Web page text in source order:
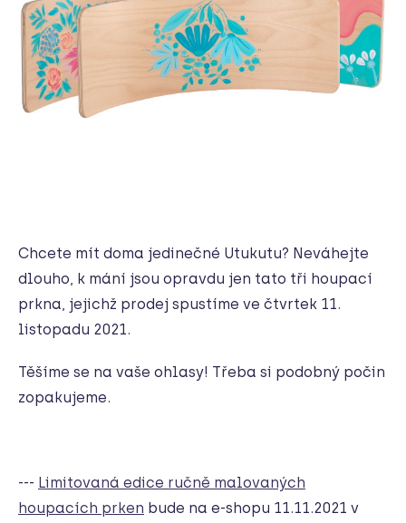
Chcete mít doma jedinečné Utukutu? Neváhejte
dlouho, k mání jsou opravdu jen tato tři houpací
prkna, jejichž prodej spustíme ve čtvrtek 11.
listopadu 2021.
Těšíme se na vaše ohlasy! Třeba si podobný počin
zopakujeme.
--- Limitovaná edice ručně malovaných
houpacích prken bude na e-shopu 11.11.2021 v